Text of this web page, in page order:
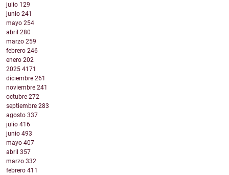
julio 129
junio 241
mayo 254
abril 280
marzo 259
febrero 246
enero 202
2025 4171
diciembre 261
noviembre 241
octubre 272
septiembre 283
agosto 337
julio 416
junio 493
mayo 407
abril 357
marzo 332
febrero 411